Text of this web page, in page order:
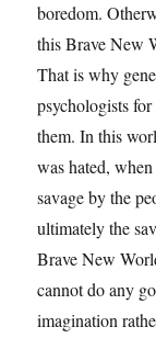
boredom.
this Brave New
That is why
psychologists
them. In this
was hated,
savage by the
ultimately the
Brave New
cannot do any
imagination